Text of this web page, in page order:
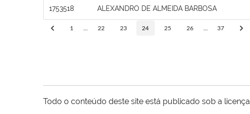
1753518 ALEXANDRO DE ALMEIDA BARBOSA
1 22 23 24 25 26 37
Todo o conteúdo deste site está publicado sob a licença